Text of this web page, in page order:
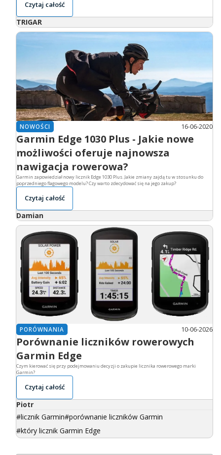
Czytaj całość
TRIGAR
NOWOŚCI 16-06-2020
Garmin Edge 1030 Plus - Jakie nowe
możliwości oferuje najnowsza
nawigacja rowerowa?
Garmin zapowiedział nowy licznik Edge 1030 Plus. Jakie zmiany zajdą tu w stosunku do
poprzedniego flagowego modelu? Czy warto zdecydować się na jego zakup?
Czytaj całość
Damian
PORÓWNANIA 10-06-2026
Porównanie liczników rowerowych
Garmin Edge
Czym kierować się przy podejmowaniu decyzji o zakupie licznika rowerowego marki
Garmin?
Czytaj całość
Piotr
licznik Garmin porównanie liczników Garmin
który licznik Garmin Edge